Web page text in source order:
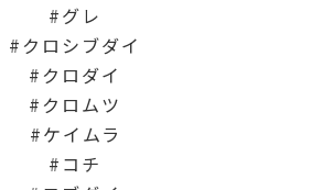
グレ
クロシブダイ
クロダイ
クロムツ
ケイムラ
コチ